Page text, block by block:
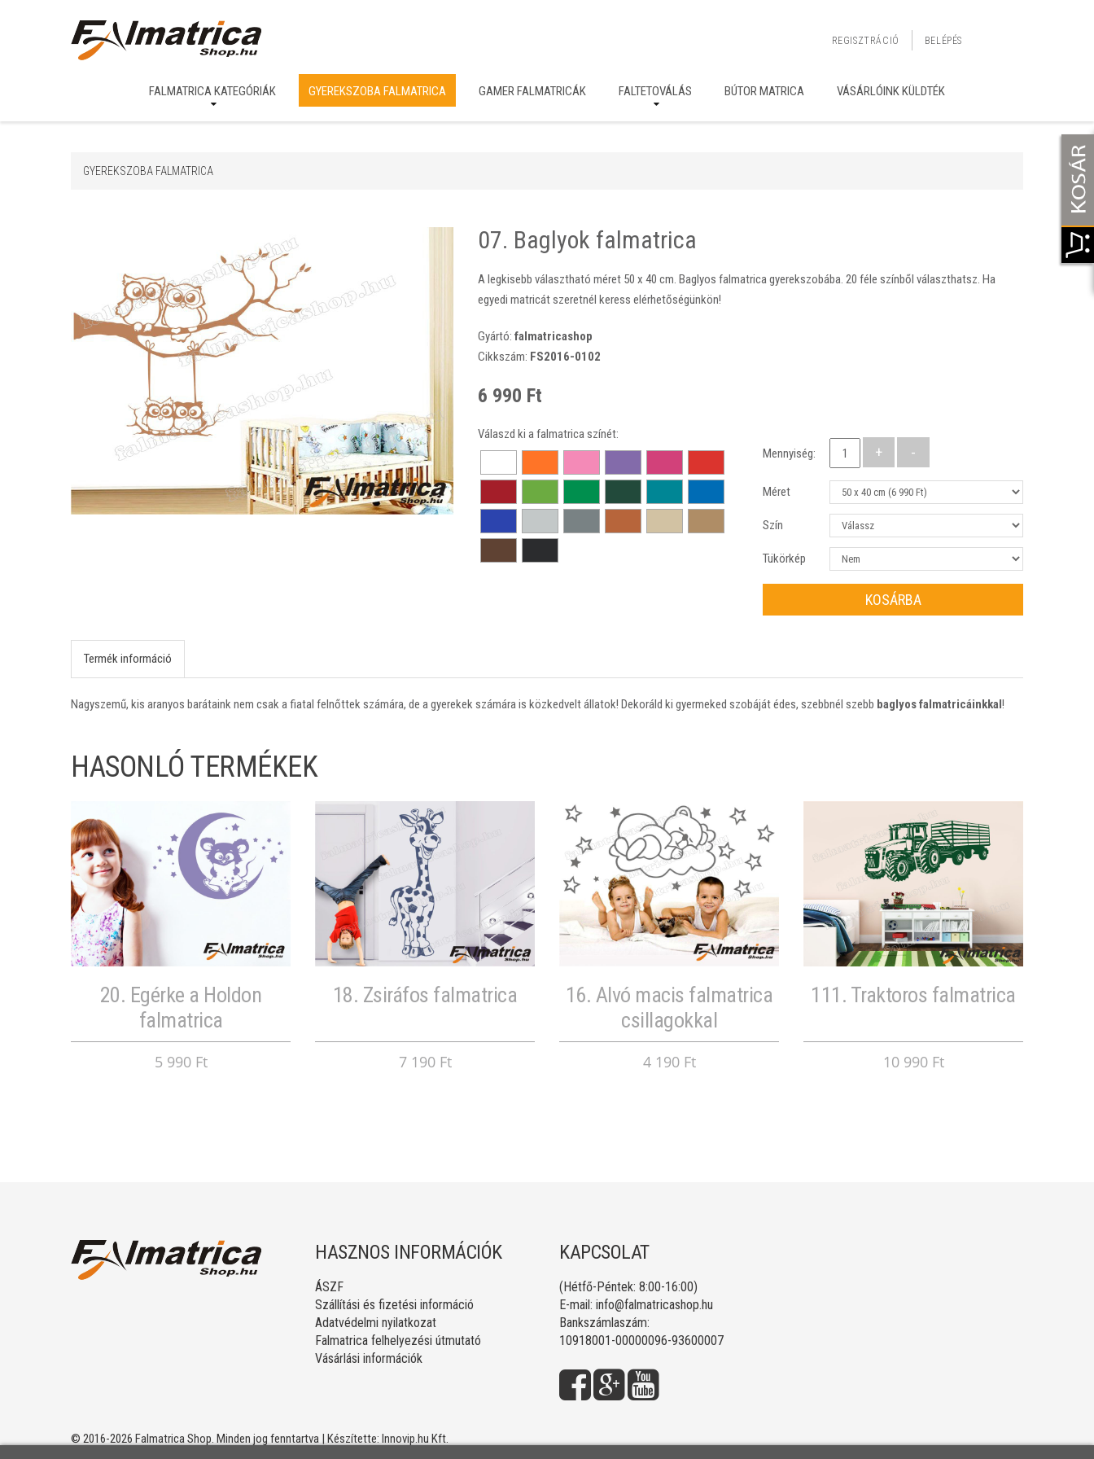
REGISZTRÁCIÓ BELÉPÉS
FALMATRICA KATEGÓRIÁK GYEREKSZOBA FALMATRICA GAMER FALMATRICÁK FALTETOVÁLÁS BÚTOR MATRICA VÁSÁRLÓINK KÜLDTÉK
GYEREKSZOBA FALMATRICA
07. Baglyok falmatrica
A legkisebb választható méret 50 x 40 cm. Baglyos falmatrica gyerekszobába. 20 féle színből választhatsz. Ha
egyedi matricát szeretnél keress elérhetőségünkön!
Gyártó: falmatricashop
Cikkszám: FS2016-0102
6 990 Ft
Válaszd ki a falmatrica színét:
Mennyiség:
Méret
Szín
Tükörkép
KOSÁRBA
Termék információ
Nagyszemű, kis aranyos barátaink nem csak a fiatal felnőttek számára, de a gyerekek számára is közkedvelt állatok! Dekoráld ki gyermeked szobáját édes, szebbnél szebb baglyos falmatricáinkkal!
HASONLÓ TERMÉKEK
20. Egérke a Holdon
falmatrica
5 990 Ft
18. Zsiráfos falmatrica
7 190 Ft
16. Alvó macis falmatrica
csillagokkal
4 190 Ft
111. Traktoros falmatrica
10 990 Ft
HASZNOS INFORMÁCIÓK
ÁSZF
Szállítási és fizetési információ
Adatvédelmi nyilatkozat
Falmatrica felhelyezési útmutató
Vásárlási információk
KAPCSOLAT
(Hétfő-Péntek: 8:00-16:00)
E-mail: info@falmatricashop.hu
Bankszámlaszám:
10918001-00000096-93600007
© 2016-2026 Falmatrica Shop. Minden jog fenntartva | Készítette: Innovip.hu Kft.